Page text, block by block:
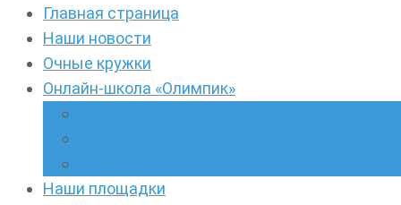
Главная страница
Наши новости
Очные кружки
Онлайн-школа «Олимпик»
Наши площадки